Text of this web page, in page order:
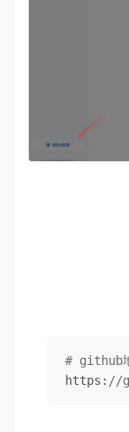
# github
https: //